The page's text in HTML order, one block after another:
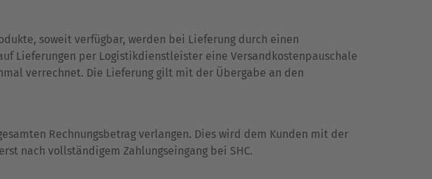
soweit verfügbar, werden bei Lieferung durch einen
Lieferungen per Logistikdienstleister eine Versandkostenpauschale
verrechnet. Die Lieferung gilt mit der Übergabe an den
Rechnungsbetrag verlangen. Dies wird dem Kunden mit der
nach vollständigem Zahlungseingang bei SHC.